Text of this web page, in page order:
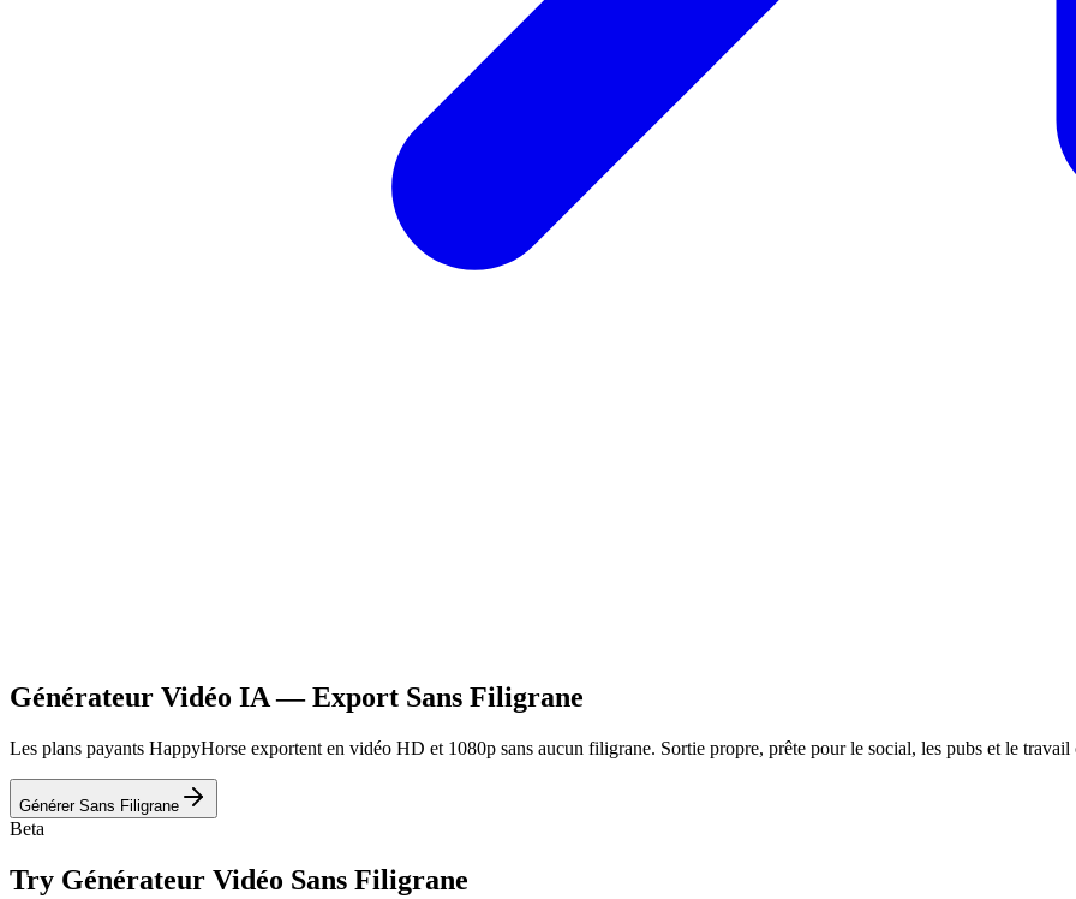
Générateur Vidéo IA — Export Sans Filigrane
Les plans payants HappyHorse exportent en vidéo HD et 1080p sans aucun filigrane. Sortie propre, prête pour le social, les pubs et le travail
Générer Sans Filigrane
Beta
Try Générateur Vidéo Sans Filigrane